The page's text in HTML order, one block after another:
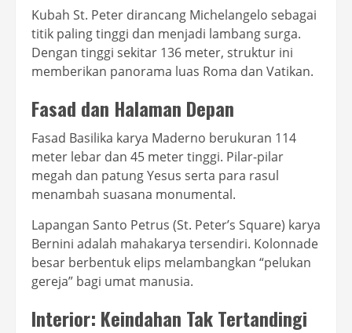
Kubah St. Peter dirancang Michelangelo sebagai
titik paling tinggi dan menjadi lambang surga.
Dengan tinggi sekitar 136 meter, struktur ini
memberikan panorama luas Roma dan Vatikan.
Fasad dan Halaman Depan
Fasad Basilika karya Maderno berukuran 114
meter lebar dan 45 meter tinggi. Pilar-pilar
megah dan patung Yesus serta para rasul
menambah suasana monumental.
Lapangan Santo Petrus (St. Peter’s Square) karya
Bernini adalah mahakarya tersendiri. Kolonnade
besar berbentuk elips melambangkan “pelukan
gereja” bagi umat manusia.
Interior: Keindahan Tak Tertandingi